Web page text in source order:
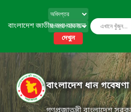
বাংলাদেশ জাতীয় তথ্য বাতায়ন
দেখুন
বাংলাদেশ ধান